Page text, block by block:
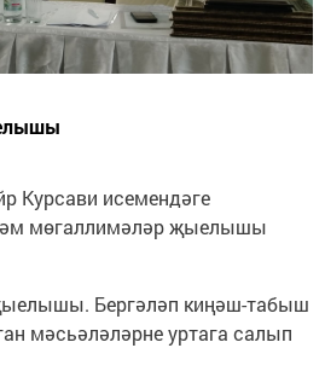
Курсави исемендәге
мөгаллимәләр җыелышы
Бергәләп киңәш-табыш
мәсьәләләрне уртага салып